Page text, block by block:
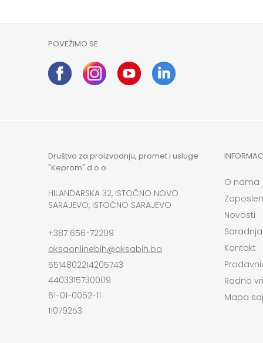
POVEŽIMO SE
Društvo za proizvodnju, promet i usluge
"Keprom" d.o.o.
HILANDARSKA 32, ISTOČNO NOVO
SARAJEVO, ISTOČNO SARAJEVO
+387 656-72209
aksaonlinebih@aksabih.ba
5514802214205743
4403315730009
61-01-0052-11
11079253
O nama
Novosti
Saradnja
Kontakt
Radno
Mapa